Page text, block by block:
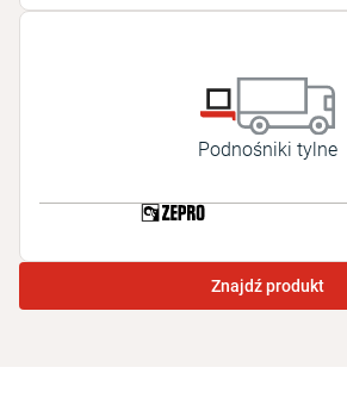
Podnośniki tylne
Znajdź produkt